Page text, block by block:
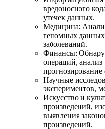
вредоносного
утечек данных.
Медицина:
геномных данных
заболеваний.
Финансы:
операций,
Научные
экспериментов,
Искусство и
произведений,
выявления
произведений.